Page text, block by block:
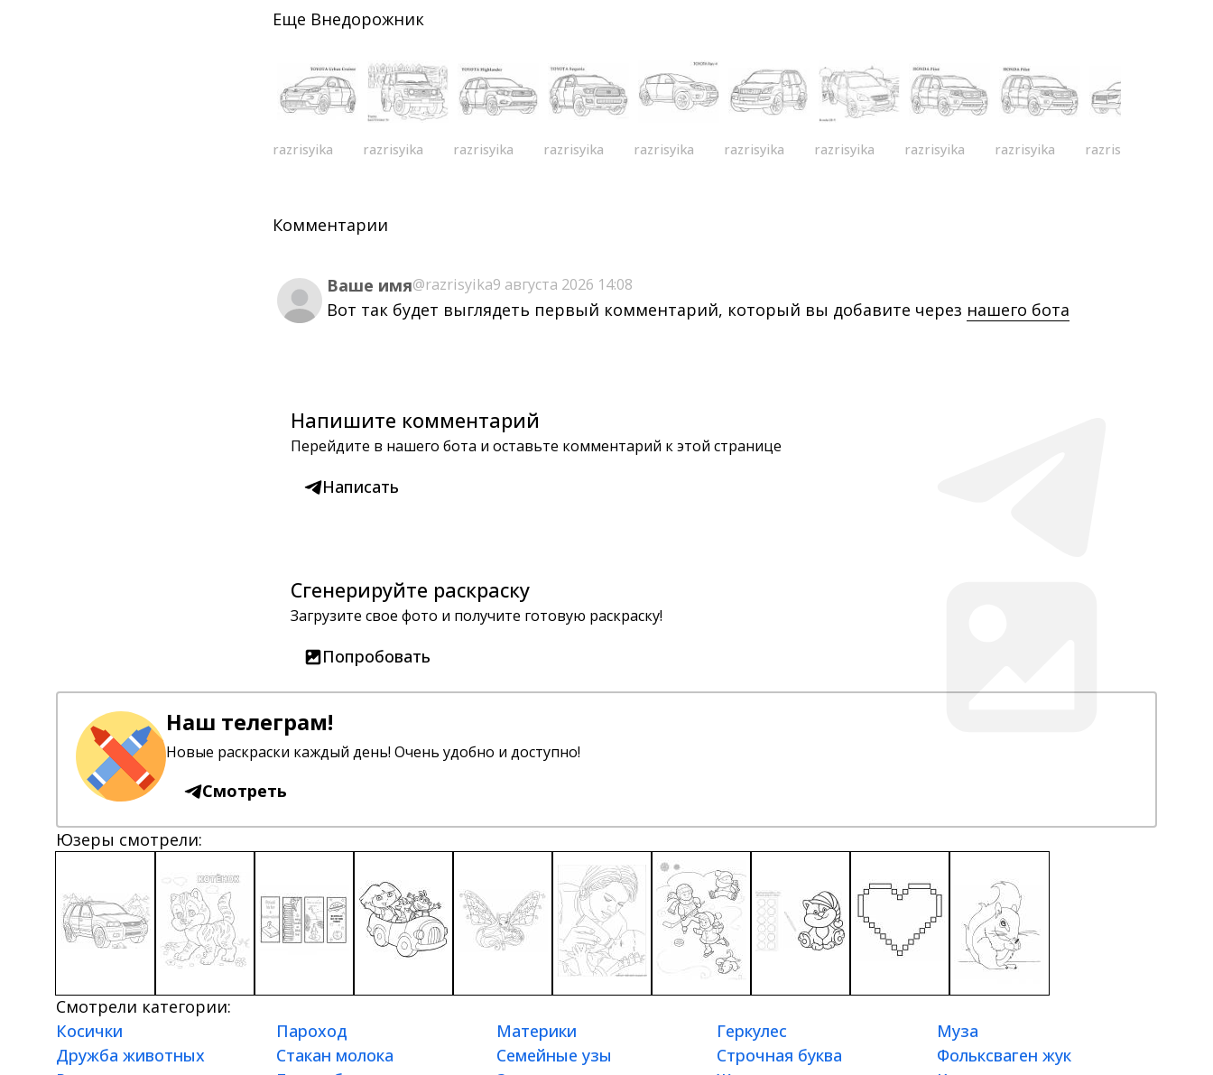
Еще Внедорожник
razrisyika razrisyika razrisyika razrisyika razrisyika razrisyika razrisyika razrisyika razrisyika razrisyika
Комментарии
Ваше имя@razrisyika9 августа 2026 14:08
Вот так будет выглядеть первый комментарий, который вы добавите через нашего бота
Напишите комментарий
Перейдите в нашего бота и оставьте комментарий к этой странице
Написать
Сгенерируйте раскраску
Загрузите свое фото и получите готовую раскраску!
Попробовать
Наш телеграм!
Новые раскраски каждый день! Очень удобно и доступно!
Смотреть
Юзеры смотрели:
Смотрели категории:
Косички
Пароход Материки Геркулес
Муза
Дружба животных
Стакан молока Семейные узы Строчная буква
Фольксваген жук